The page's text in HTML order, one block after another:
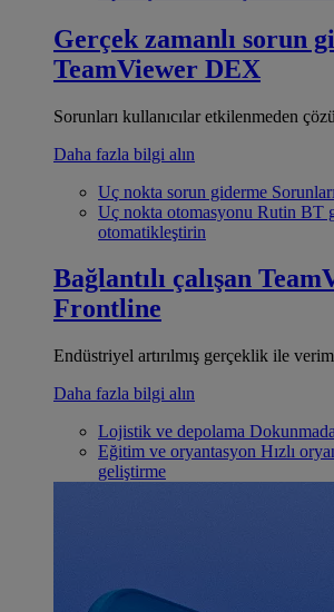
Gerçek zamanlı sorun
TeamViewer DEX
Sorunları kullanıcılar etkilenmeden
Daha fazla bilgi alın
Uç nokta sorun giderme
Uç nokta otomasyonu Rutin BT
otomatikleştirin
Bağlantılı çalışan
Frontline
Endüstriyel artırılmış gerçeklik ile
Daha fazla bilgi alın
Lojistik ve depolama
Eğitim ve oryantasyon Hızlı
geliştirme